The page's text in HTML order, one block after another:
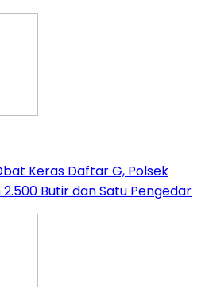
Keras Daftar G, Polsek
Butir dan Satu Pengedar